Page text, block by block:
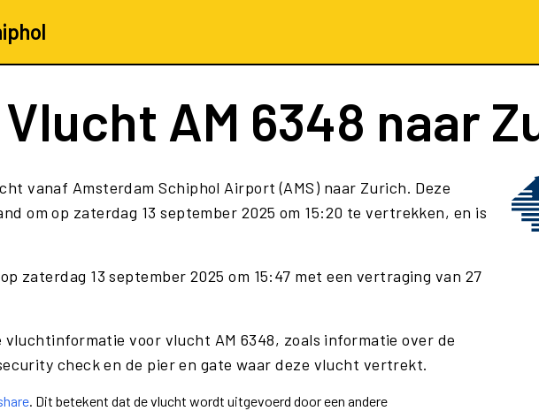
Vlucht AM 6348 naar
vanaf Amsterdam Schiphol Airport (AMS) naar Zurich. Deze
om op zaterdag 13 september 2025 om 15:20 te vertrekken, en is
zaterdag 13 september 2025 om 15:47 met een vertraging van 27
vluchtinformatie voor vlucht AM 6348, zoals informatie over de
check en de pier en gate waar deze vlucht vertrekt.
. Dit betekent dat de vlucht wordt uitgevoerd door een andere